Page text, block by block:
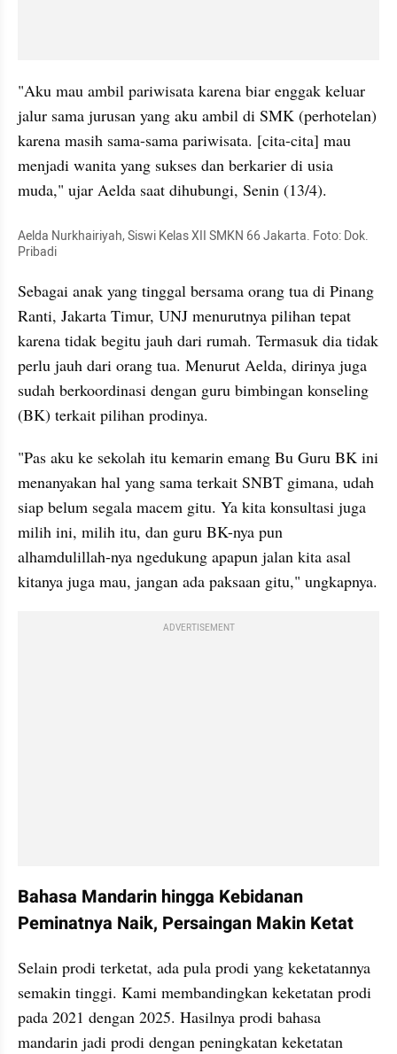
"Aku mau ambil pariwisata karena biar enggak keluar
jalur sama jurusan yang aku ambil di SMK (perhotelan)
karena masih sama-sama pariwisata. [cita-cita] mau
menjadi wanita yang sukses dan berkarier di usia
muda," ujar Aelda saat dihubungi, Senin (13/4).
Aelda Nurkhairiyah, Siswi Kelas XII SMKN 66 Jakarta. Foto: Dok.
Pribadi
Sebagai anak yang tinggal bersama orang tua di Pinang
Ranti, Jakarta Timur, UNJ menurutnya pilihan tepat
karena tidak begitu jauh dari rumah. Termasuk dia tidak
perlu jauh dari orang tua. Menurut Aelda, dirinya juga
sudah berkoordinasi dengan guru bimbingan konseling
(BK) terkait pilihan prodinya.
"Pas aku ke sekolah itu kemarin emang Bu Guru BK ini
menanyakan hal yang sama terkait SNBT gimana, udah
siap belum segala macem gitu. Ya kita konsultasi juga
milih ini, milih itu, dan guru BK-nya pun
alhamdulillah-nya ngedukung apapun jalan kita asal
ADVERTISEMENT
Bahasa Mandarin hingga Kebidanan
Peminatnya Naik, Persaingan Makin Ketat
Selain prodi terketat, ada pula prodi yang keketatannya
semakin tinggi. Kami membandingkan keketatan prodi
pada 2021 dengan 2025. Hasilnya prodi bahasa
mandarin jadi prodi dengan peningkatan keketatan